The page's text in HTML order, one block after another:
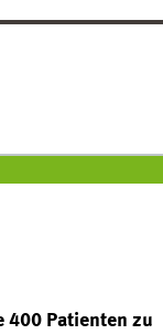
400 Patienten zu